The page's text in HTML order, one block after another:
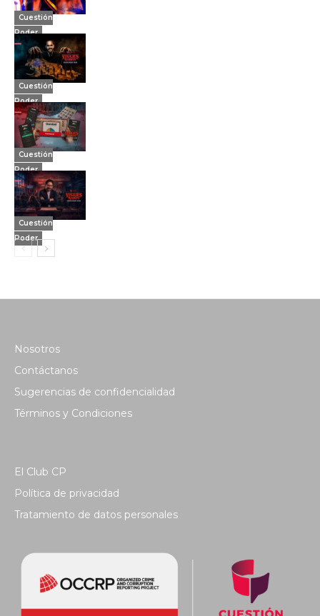
Cuestión
Poder
Cuestión
Poder
Cuestión
Poder
Cuestión
Poder
Nosotros
Contáctanos
Sugerencias de confidencialidad
Términos y Condiciones
El Club CP
Política de privacidad
Tratamiento de datos personales